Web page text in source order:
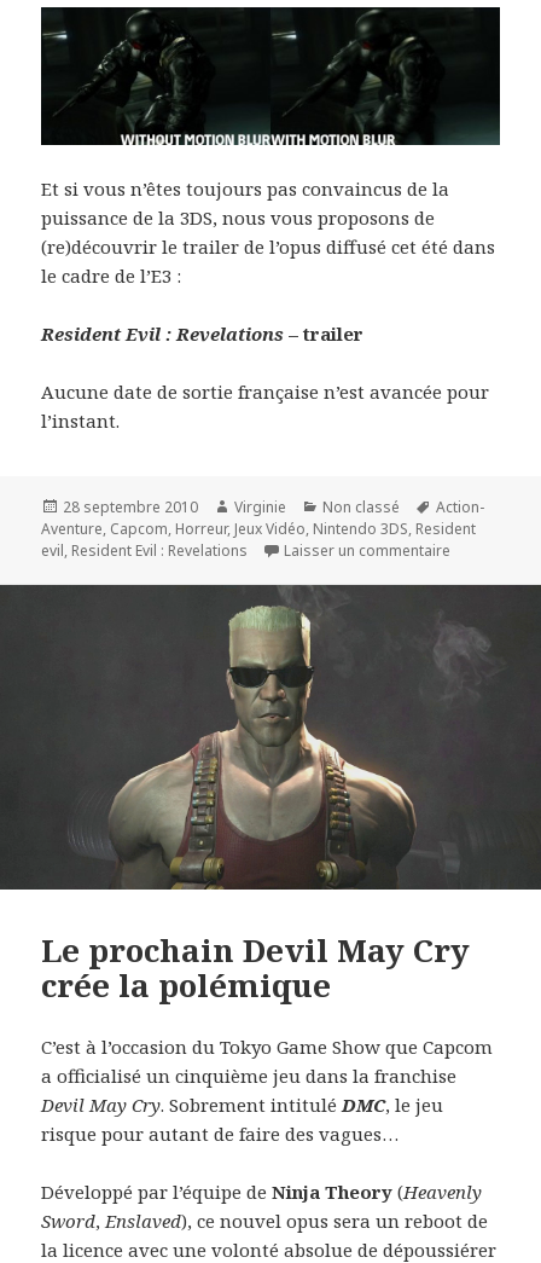
Et si vous n’êtes toujours pas convaincus de la
puissance de la 3DS, nous vous proposons de
(re)découvrir le trailer de l’opus diffusé cet été dans
le cadre de l’E3 :
Resident Evil : Revelations – trailer
Aucune date de sortie française n’est avancée pour
l’instant.
Publié
le
28 septembre 2010 Auteur
Virginie Catégories
Non classé
Mots-
clés
Action-
Aventure, Capcom, Horreur, Jeux Vidéo, Nintendo 3DS, Resident
evil, Resident Evil : Revelations Laisser un commentaire
Le prochain Devil May Cry
crée la polémique
C’est à l’occasion du Tokyo Game Show que Capcom
a officialisé un cinquième jeu dans la franchise
Devil May Cry. Sobrement intitulé DMC, le jeu
risque pour autant de faire des vagues…
Développé par l’équipe deNinja Theory (Heavenly
Sword, Enslaved), ce nouvel opus sera un reboot de
la licence avec une volonté absolue de dépoussiérer